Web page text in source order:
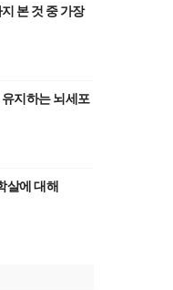
본 것 중 가장
지하는 뇌세포
살에 대해